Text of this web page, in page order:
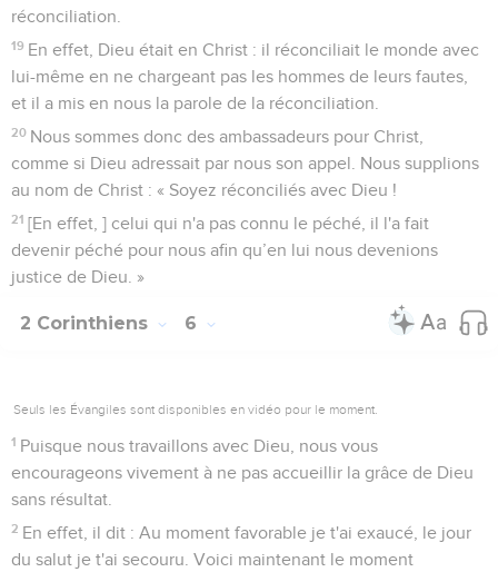
réconciliation.
19 En effet, Dieu était en Christ : il réconciliait le monde avec
lui-même en ne chargeant pas les hommes de leurs fautes,
et il a mis en nous la parole de la réconciliation.
20 Nous sommes donc des ambassadeurs pour Christ,
comme si Dieu adressait par nous son appel. Nous supplions
au nom de Christ : « Soyez réconciliés avec Dieu !
21 [En effet, ] celui qui n'a pas connu le péché, il l'a fait
devenir péché pour nous afin qu’en lui nous devenions
justice de Dieu. »
2 Corinthiens 6
Seuls les Évangiles sont disponibles en vidéo pour le moment.
1 Puisque nous travaillons avec Dieu, nous vous
encourageons vivement à ne pas accueillir la grâce de Dieu
sans résultat.
2 En effet, il dit : Au moment favorable je t'ai exaucé, le jour
du salut je t'ai secouru. Voici maintenant le moment